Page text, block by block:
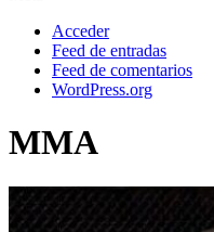
Acceder
Feed de entradas
Feed de comentarios
WordPress.org
MMA